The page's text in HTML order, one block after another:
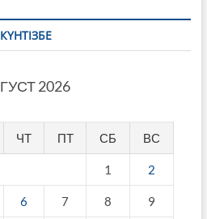
КҮНТІЗБЕ
2026
ЧТ ПТ СБ ВС
1 2
6 7 8 9